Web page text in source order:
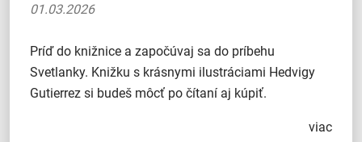
01.03.2026
Príď do knižnice a započúvaj sa do príbehu
Svetlanky. Knižku s krásnymi ilustráciami Hedvigy
Gutierrez si budeš môcť po čítaní aj kúpiť.
viac